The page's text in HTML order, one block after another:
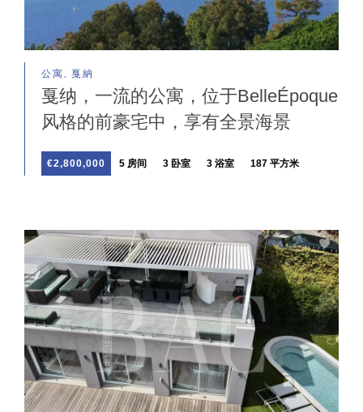
公寓, 戛納
戛纳，一流的公寓，位于BelleÉpoque
风格的前豪宅中，享有全景海景
€2,800,000 5 房间 3 卧室 3 浴室 187 平方米